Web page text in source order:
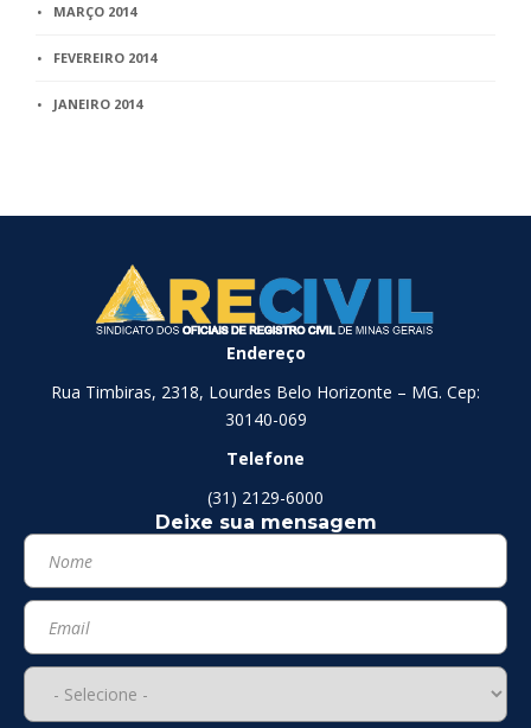
MARÇO 2014
FEVEREIRO 2014
JANEIRO 2014
Endereço
Rua Timbiras, 2318, Lourdes Belo Horizonte – MG. Cep:
30140-069
Telefone
(31) 2129-6000
Deixe sua mensagem